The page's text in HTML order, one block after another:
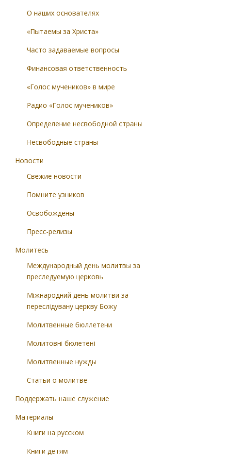
О наших основателях
«Пытаемы за Христа»
Часто задаваемые вопросы
Финансовая ответственность
«Голос мучеников» в мире
Радио «Голос мучеников»
Определение несвободной страны
Несвободные страны
Новости
Свежие новости
Помните узников
Освобождены
Пресс-релизы
Молитесь
Международный день молитвы за
преследуемую церковь
Міжнародний день молитви за
переслідувану церкву Божу
Молитвенные бюллетени
Молитовні бюлетені
Молитвенные нужды
Статьи о молитве
Поддержать наше служение
Материалы
Книги на русском
Книги детям